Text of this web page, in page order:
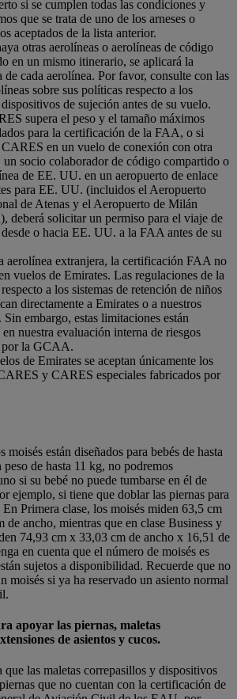
si se cumplen todas las condiciones y
que se trata de uno de los arneses o
aceptados de la lista anterior.
otras aerolíneas o aerolíneas de código
en un mismo itinerario, se aplicará la
de cada aerolínea. Por favor, consulte con las
sobre sus políticas respecto a los
dispositivos de sujeción antes de su vuelo.
supera el peso y el tamaño máximos
para la certificación de la FAA, o si
en un vuelo de conexión con otra
un socio colaborador de código compartido o
de EE. UU. en un aeropuerto de enlace
para EE. UU. (incluidos el Aeropuerto
de Atenas y el Aeropuerto de Milán
deberá solicitar un permiso para el viaje de
o hacia EE. UU. a la FAA antes de su
aerolínea extranjera, la certificación FAA no
vuelos de Emirates. Las regulaciones de la
a los sistemas de retención de niños
directamente a Emirates o a nuestros
Sin embargo, estas limitaciones están
en nuestra evaluación interna de riesgos
por la GCAA.
de Emirates se aceptan únicamente los
y CARES especiales fabricados por
moisés están diseñados para bebés de hasta
peso de hasta 11 kg, no podremos
si su bebé no puede tumbarse en él de
ejemplo, si tiene que doblar las piernas para
Primera clase, los moisés miden 63,5 cm
de ancho, mientras que en clase Business y
74,93 cm x 33,03 cm de ancho x 16,51 de
en cuenta que el número de moisés es
sujetos a disponibilidad. Recuerde que no
moisés si ya ha reservado un asiento normal
apoyar las piernas, maletas
de asientos y cucos.
que las maletas correpasillos y dispositivos
que no cuentan con la certificación de